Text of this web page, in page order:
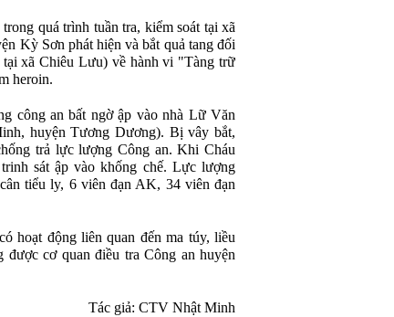
quá trình tuần tra, kiểm soát tại xã
Kỳ Sơn phát hiện và bắt quả tang đối
xã Chiêu Lưu) về hành vi "Tàng trữ
heroin.
công an bất ngờ ập vào nhà Lữ Văn
huyện Tương Dương). Bị vây bắt,
trả lực lượng Công an. Khi Cháu
sát ập vào khống chế. Lực lượng
tiểu ly, 6 viên đạn AK, 34 viên đạn
hoạt động liên quan đến ma túy, liều
cơ quan điều tra Công an huyện
Tác giả: CTV Nhật Minh